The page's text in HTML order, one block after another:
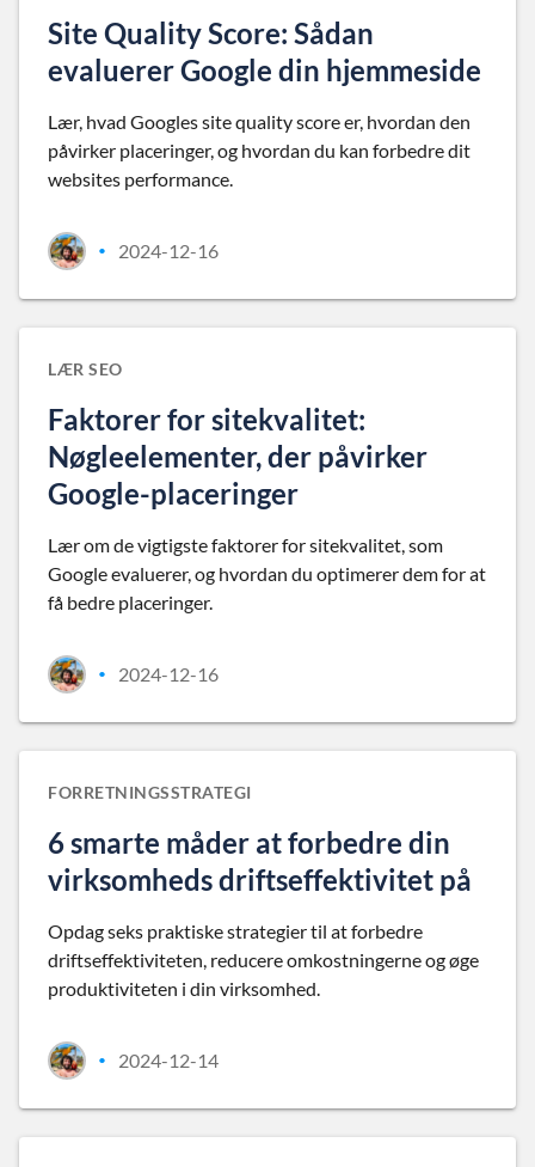
Site Quality Score: Sådan
evaluerer Google din hjemmeside
Lær, hvad Googles site quality score er, hvordan den
påvirker placeringer, og hvordan du kan forbedre dit
websites performance.
• 2024-12-16
LÆR SEO
Faktorer for sitekvalitet:
Nøgleelementer, der påvirker
Google-placeringer
Lær om de vigtigste faktorer for sitekvalitet, som
Google evaluerer, og hvordan du optimerer dem for at
få bedre placeringer.
• 2024-12-16
FORRETNINGSSTRATEGI
6 smarte måder at forbedre din
virksomheds driftseffektivitet på
Opdag seks praktiske strategier til at forbedre
driftseffektiviteten, reducere omkostningerne og øge
produktiviteten i din virksomhed.
• 2024-12-14